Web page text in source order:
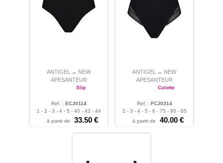
ANTIGEL → NEW
APESANTEUR
Slip
Ref. : ECJ0114
1 - 2 - 3 - 4 - 5 - 40 - 42 - 44
- 46 - 48 - 50 - 52
à partir de 33.50 €
ANTIGEL → NEW
APESANTEUR
Culotte
Ref. : FCJ0314
2 - 3 - 4 - 5 - 6 - 75 - 80 - 85
- 90 - 95 - 100 - 105
à partir de 40.00 €